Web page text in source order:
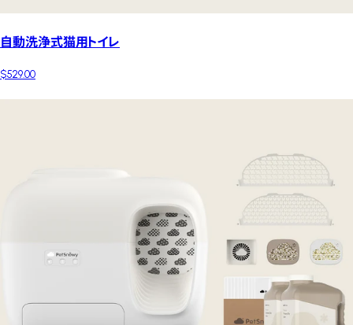
自動洗浄式猫用トイレ
$529.00